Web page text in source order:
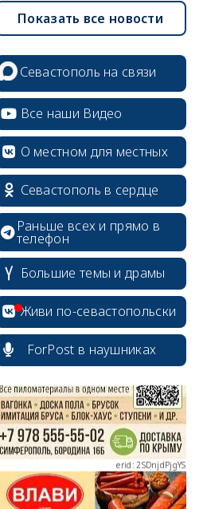
Показать все новости
Севастополь на связи
Все наши Видео
О местном для местных
Севастополь в сердце
Раньше всех и прямо в
телефон
Большие темы и драмы
Живи по-севастопольски
ForPost в наушниках
erid: 2SDnjcrDNw6
erid: 2SDnjdPjgYS